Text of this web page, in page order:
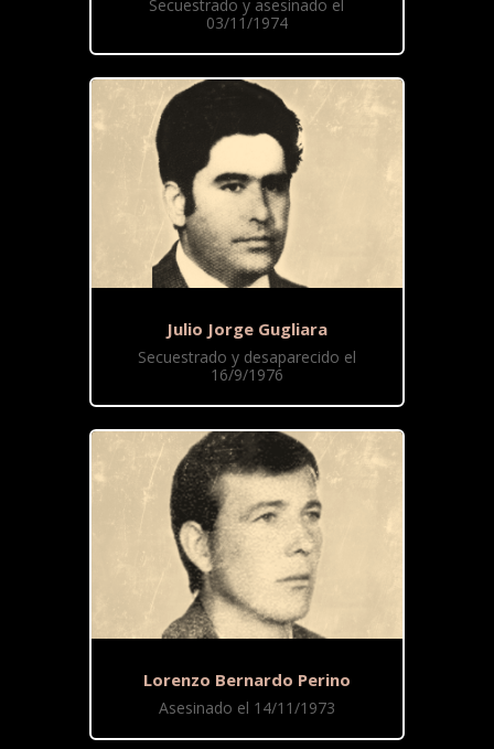
Secuestrado y asesinado el
03/11/1974
Julio Jorge Gugliara
Secuestrado y desaparecido el
16/9/1976
Lorenzo Bernardo Perino
Asesinado el 14/11/1973